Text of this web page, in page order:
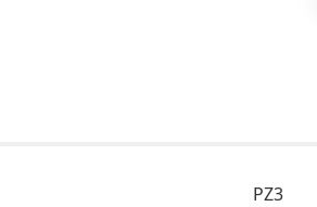
PZ3